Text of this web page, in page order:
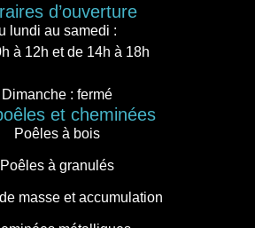
d’ouverture
lundi au samedi :
à 12h et de 14h à 18h
Dimanche : fermé
et cheminées
Poêles à bois
Poêles à granulés
masse et accumulation